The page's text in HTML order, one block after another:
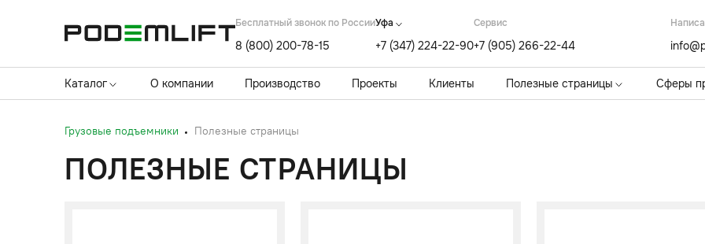
Бесплатный звонок по России
8 (800) 200-78-15
Уфа
+7 (347) 224-22-90
Cервис
+7 (905) 266-22-44
Каталог О компании Производство Проекты Клиенты Полезные страницы Сферы
Грузовые подъемники Полезные страницы
ПОЛЕЗНЫЕ СТРАНИЦЫ